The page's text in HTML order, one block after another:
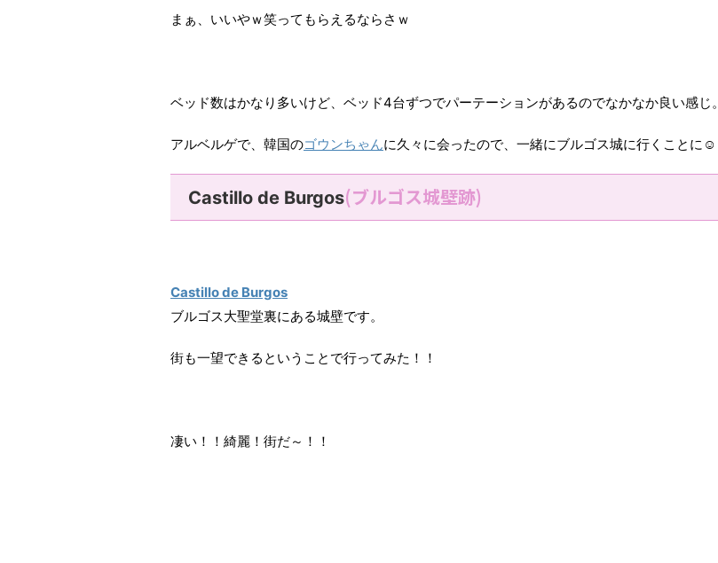
まぁ、いいやｗ笑ってもらえるならさｗ
ベッド数はかなり多いけど、ベッド4台ずつでパーテーションがあるのでなかなか良い感じ。
アルベルゲで、韓国のゴウンちゃんに久々に会ったので、一緒にブルゴス城に行くことに☺
Castillo de Burgos(ブルゴス城壁跡)
Castillo de Burgos
ブルゴス大聖堂裏にある城壁です。
街も一望できるということで行ってみた！！
凄い！！綺麗！街だ～！！